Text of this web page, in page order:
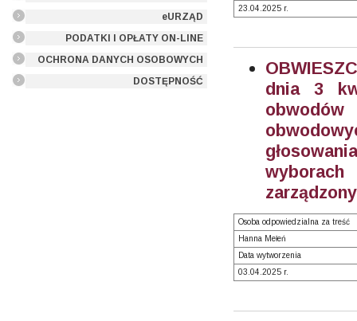
eURZĄD
PODATKI I OPŁATY ON-LINE
OCHRONA DANYCH OSOBOWYCH
DOSTĘPNOŚĆ
23.04.2025 r.
dnia 3
Osoba odpowiedzialna za treść
Hanna Mełeń
Data wytworzenia
03.04.2025 r.